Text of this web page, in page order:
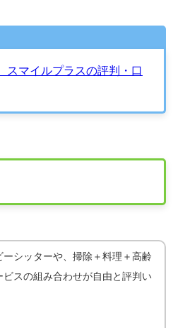
スマイルプラスの評判・口
ーシッターや、掃除＋料理＋高齢
ビスの組み合わせが自由と評判い